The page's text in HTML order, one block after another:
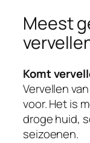
Meest
Komt
Vervellen
voor. Het is
droge huid,
seizoenen.